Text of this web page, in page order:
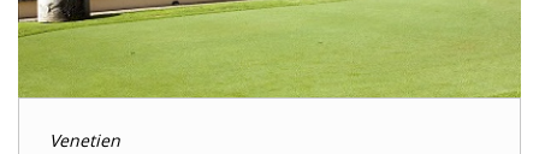
Venetien